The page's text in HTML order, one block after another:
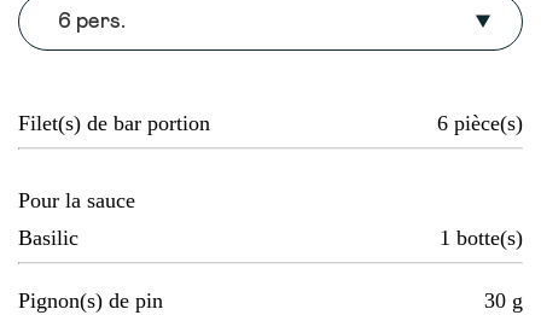
6 pers.
Filet(s) de bar portion 6 pièce(s)
Pour la sauce
Basilic
1 botte(s)
Pignon(s) de pin 30 g